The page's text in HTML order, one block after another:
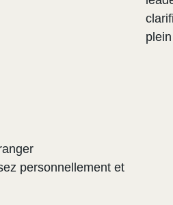
personnellement et